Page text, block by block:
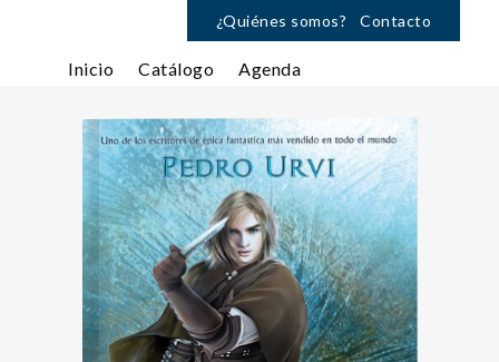
¿Quiénes somos? Contacto
Inicio Catálogo Agenda